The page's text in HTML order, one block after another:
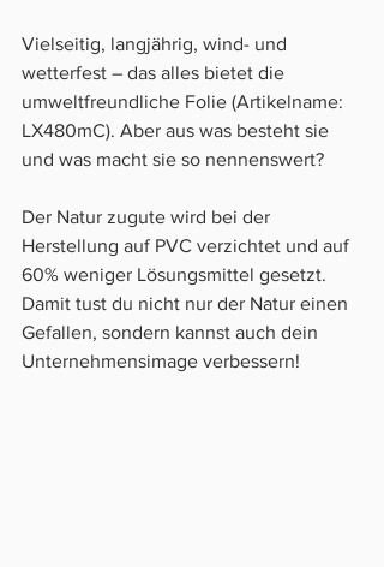
Vielseitig, langjährig, wind- und
wetterfest – das alles bietet die
umweltfreundliche Folie (Artikelname:
LX480mC). Aber aus was besteht sie
und was macht sie so nennenswert?
Der Natur zugute wird bei der
Herstellung auf PVC verzichtet und auf
60% weniger Lösungsmittel gesetzt.
Damit tust du nicht nur der Natur einen
Gefallen, sondern kannst auch dein
Unternehmensimage verbessern!